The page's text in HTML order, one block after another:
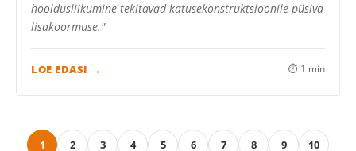
hooldusliikumine tekitavad katusekonstruktsioonile püsiva
lisakoormuse."
LOE EDASI → ⏱ 1 min
1 2 3 4 5 6 7 8 9 10